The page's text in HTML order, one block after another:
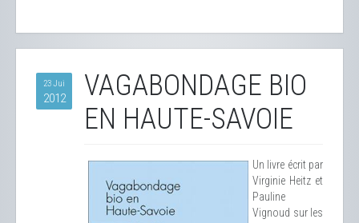
23 Jui
2012
VAGABONDAGE BIO
EN HAUTE-SAVOIE
Un livre écrit par
Virginie Heitz et
Pauline
Vignoud sur les